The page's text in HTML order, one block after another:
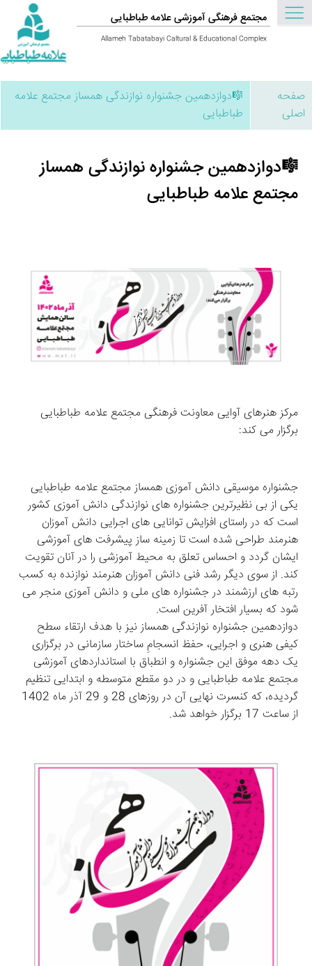
مجتمع فرهنگی آموزشی علامه طباطبایی
Allameh Tabatabayi Caltural & Educational Complex
صفحه
اصلی
🎼دوازدهمین جشنواره نوازندگی همساز مجتمع علامه
طباطبایی
🎼دوازدهمین جشنواره نوازندگی همساز
مجتمع علامه طباطبایی
مرکز هنرهای آوایی معاونت فرهنگی مجتمع علامه طباطبایی
برگزار می کند:
جشنواره موسیقی دانش آموزی همساز مجتمع علامه طباطبایی
یکی از بی نظیرترین جشنواره های نوازندگی دانش آموزی کشور
است که در راستای افزایش توانایی های اجرایی دانش آموزان
هنرمند طراحی شده است تا زمینه ساز پیشرفت های آموزشی
ایشان گردد و احساس تعلق به محیط آموزشی را در آنان تقویت
کند. از سوی دیگر رشد فنی دانش آموزان هنرمند نوازنده به کسب
رتبه های ارزشمند در جشنواره های ملی و دانش آموزی منجر می
شود که بسیار افتخار آفرین است.
دوازدهمین جشنواره نوازندگی همساز نیز با هدف ارتقاء سطح
کیفی هنری و اجرایی، حفظ انسجامِ ساختار سازمانی در برگزاری
یک دهه موفق این جشنواره و انطباق با استانداردهای آموزشی
مجتمع علامه طباطبایی و در دو مقطع متوسطه و ابتدایی تنظیم
از ساعت 17 برگزار خواهد شد.